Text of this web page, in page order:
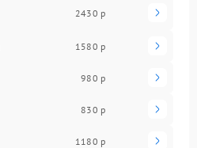
2430 р
1580 р
980 р
830 р
1180 р